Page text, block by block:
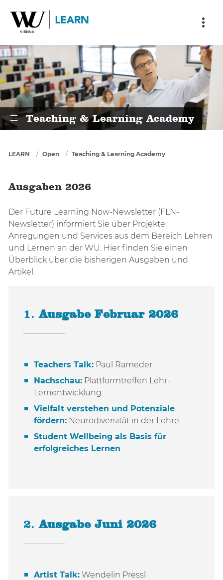
Ausgaben 2026
Teaching & Learning Academy
You are here
LEARN Open Teaching & Learning Academy
Ausgaben 2026
Der Future Learning Now-Newsletter (FLN-
Newsletter) informiert Sie über Projekte,
Anregungen und Services aus dem Bereich Lehren
und Lernen an der WU. Hier finden Sie einen
Überblick über die bisherigen Ausgaben und
Artikel.
1.Ausgabe Februar 2026
Teachers Talk: Paul Rameder
Nachschau: Plattformtreffen Lehr-
Lernentwicklung
Vielfalt verstehen und Potenziale
fördern: Neurodiversität in der Lehre
Student Wellbeing als Basis für
erfolgreiches Lernen
2.Ausgabe Juni 2026
Artist Talk: Wendelin Pressl